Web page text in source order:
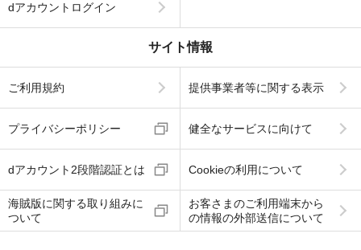
dアカウントログイン
サイト情報
ご利用規約 提供事業者等に関する表示
プライバシーポリシー 健全なサービスに向けて
dアカウント2段階認証とは Cookieの利用について
海賊版に関する取り組みに
ついて
お客さまのご利用端末から
の情報の外部送信について